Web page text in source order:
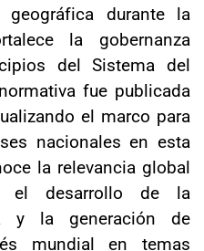
durante la
la gobernanza
del Sistema del
fue publicada
el marco para
nacionales en esta
la relevancia global
el desarrollo de la
y la generación de
mundial en temas